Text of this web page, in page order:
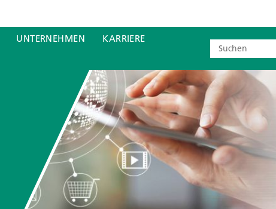
UNTERNEHMEN
KARRIERE